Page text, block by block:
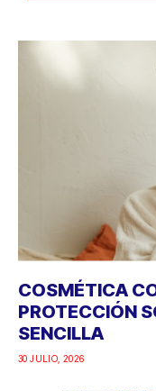
COSMÉTICA
PROTECCIÓN
SENCILLA
30 JULIO, 2026